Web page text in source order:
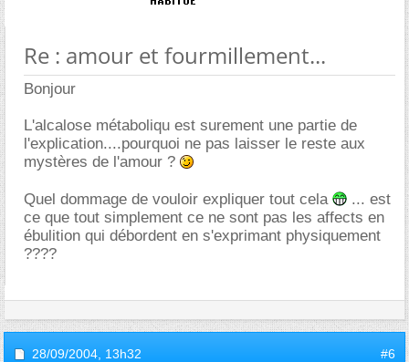
Re : amour et fourmillement...
Bonjour
L'alcalose métaboliqu est surement une partie de
l'explication....pourquoi ne pas laisser le reste aux
mystères de l'amour ?
Quel dommage de vouloir expliquer tout cela
... est
ce que tout simplement ce ne sont pas les affects en
ébulition qui débordent en s'exprimant physiquement
????
28/09/2004, 13h32 #6